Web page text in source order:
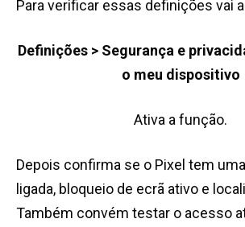
Para verificar essas definições vai
Definições > Segurança e
o meu dispositivo
Ativa a função.
Depois confirma se o Pixel tem
ligada, bloqueio de ecrã ativo e
Também convém testar o acesso